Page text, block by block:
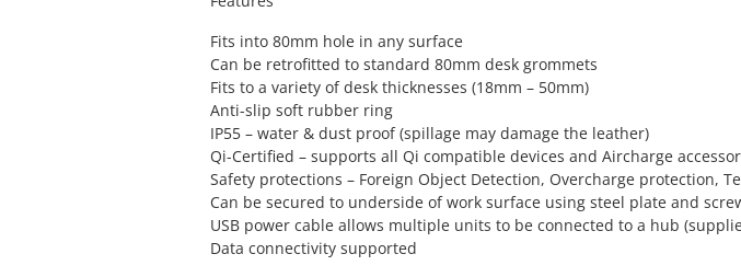
Fits into 80mm hole in any surface
Can be retrofitted to standard 80mm desk grommets
Fits to a variety of desk thicknesses (18mm – 50mm)
Anti-slip soft rubber ring
IP55 – water & dust proof (spillage may damage the leather)
Qi-Certified – supports all Qi compatible devices and Aircharge
Safety protections – Foreign Object Detection, Overcharge protection,
Can be secured to underside of work surface using steel plate and
USB power cable allows multiple units to be connected to a hub
Data connectivity supported